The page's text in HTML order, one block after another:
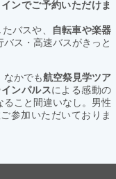
ンでご予約いただけま
バスや、
自転車や楽器
ス・高速バスがきっと
なかでも航空祭見学ツア
ンパルスによる感動の
こと間違いなし。男性
参加いただいておりま